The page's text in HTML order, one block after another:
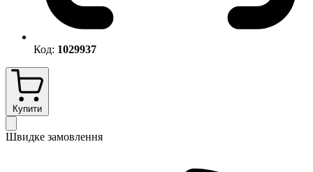
Код: 1029937
Купити
Швидке замовлення